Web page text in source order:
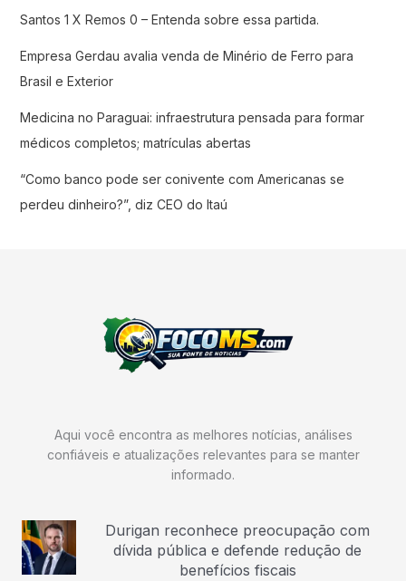
Santos 1 X Remos 0 – Entenda sobre essa partida.
Empresa Gerdau avalia venda de Minério de Ferro para
Brasil e Exterior
Medicina no Paraguai: infraestrutura pensada para formar
médicos completos; matrículas abertas
“Como banco pode ser conivente com Americanas se
perdeu dinheiro?”, diz CEO do Itaú
Aqui você encontra as melhores notícias, análises
confiáveis e atualizações relevantes para se manter
informado.
Durigan reconhece preocupação com
dívida pública e defende redução de
benefícios fiscais